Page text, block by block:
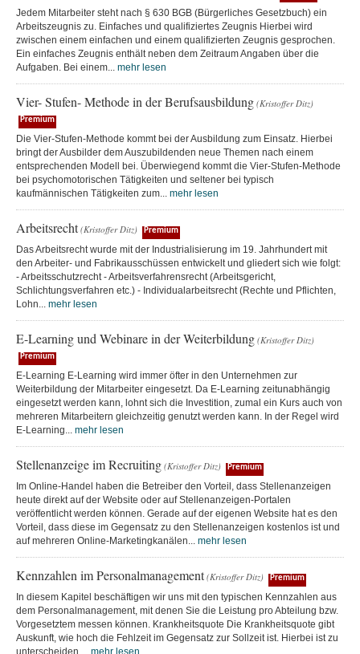
Jedem Mitarbeiter steht nach § 630 BGB (Bürgerliches Gesetzbuch) ein
Arbeitszeugnis zu. Einfaches und qualifiziertes Zeugnis Hierbei wird
zwischen einem einfachen und einem qualifizierten Zeugnis gesprochen.
Ein einfaches Zeugnis enthält neben dem Zeitraum Angaben über die
Aufgaben. Bei einem... mehr lesen
Vier- Stufen- Methode in der Berufsausbildung (Kristoffer Ditz)
Premium
Die Vier-Stufen-Methode kommt bei der Ausbildung zum Einsatz. Hierbei
bringt der Ausbilder dem Auszubildenden neue Themen nach einem
entsprechenden Modell bei. Überwiegend kommt die Vier-Stufen-Methode
bei psychomotorischen Tätigkeiten und seltener bei typisch
kaufmännischen Tätigkeiten zum... mehr lesen
Arbeitsrecht (Kristoffer Ditz) Premium
Das Arbeitsrecht wurde mit der Industrialisierung im 19. Jahrhundert mit
den Arbeiter- und Fabrikausschüssen entwickelt und gliedert sich wie folgt:
- Arbeitsschutzrecht - Arbeitsverfahrensrecht (Arbeitsgericht,
Schlichtungsverfahren etc.) - Individualarbeitsrecht (Rechte und Pflichten,
Lohn... mehr lesen
E-Learning und Webinare in der Weiterbildung (Kristoffer Ditz)
Premium
E-Learning E-Learning wird immer öfter in den Unternehmen zur
Weiterbildung der Mitarbeiter eingesetzt. Da E-Learning zeitunabhängig
eingesetzt werden kann, lohnt sich die Investition, zumal ein Kurs auch von
mehreren Mitarbeitern gleichzeitig genutzt werden kann. In der Regel wird
E-Learning... mehr lesen
Stellenanzeige im Recruiting (Kristoffer Ditz) Premium
Im Online-Handel haben die Betreiber den Vorteil, dass Stellenanzeigen
heute direkt auf der Website oder auf Stellenanzeigen-Portalen
veröffentlicht werden können. Gerade auf der eigenen Website hat es den
Vorteil, dass diese im Gegensatz zu den Stellenanzeigen kostenlos ist und
auf mehreren Online-Marketingkanälen... mehr lesen
Kennzahlen im Personalmanagement (Kristoffer Ditz) Premium
In diesem Kapitel beschäftigen wir uns mit den typischen Kennzahlen aus
dem Personalmanagement, mit denen Sie die Leistung pro Abteilung bzw.
Vorgesetztem messen können. Krankheitsquote Die Krankheitsquote gibt
Auskunft, wie hoch die Fehlzeit im Gegensatz zur Sollzeit ist. Hierbei ist zu
unterscheiden,... mehr lesen